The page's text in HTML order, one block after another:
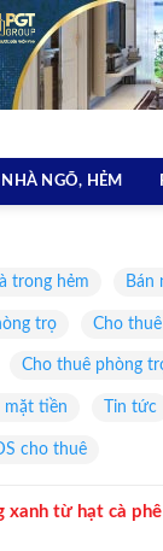
NHÀ NGÕ, HẺM
trong hẻm Bán
trọ Cho
Cho thuê phòng
mặt tiền Tin tức
cho thuê
xanh từ hạt cà